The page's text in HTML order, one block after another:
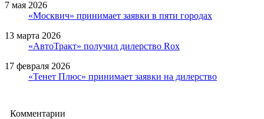
7 мая 2026
«Москвич» принимает заявки в пяти городах
13 марта 2026
«АвтоТракт» получил дилерство Rox
17 февраля 2026
«Тенет Плюс» принимает заявки на дилерство
Комментарии